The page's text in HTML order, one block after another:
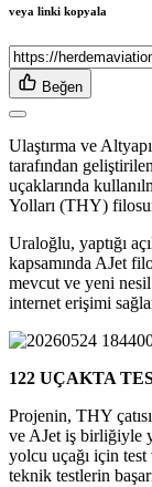
veya linki kopyala
Beğen
Ulaştırma ve
tarafından
uçaklarında
Yolları (THY)
Uraloğlu, yaptığı
kapsamında AJet
mevcut ve yeni nesil
internet erişimi
122 UÇAKTA
Projenin, THY
ve AJet iş birliğiyle
yolcu uçağı için
teknik testlerin